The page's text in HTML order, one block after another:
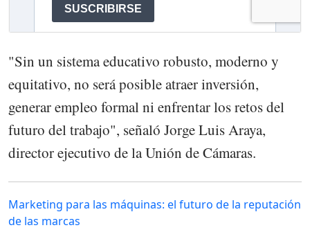
"Sin un sistema educativo robusto, moderno y
equitativo, no será posible atraer inversión,
generar empleo formal ni enfrentar los retos del
futuro del trabajo", señaló Jorge Luis Araya,
director ejecutivo de la Unión de Cámaras.
Marketing para las máquinas: el futuro de la reputación
de las marcas